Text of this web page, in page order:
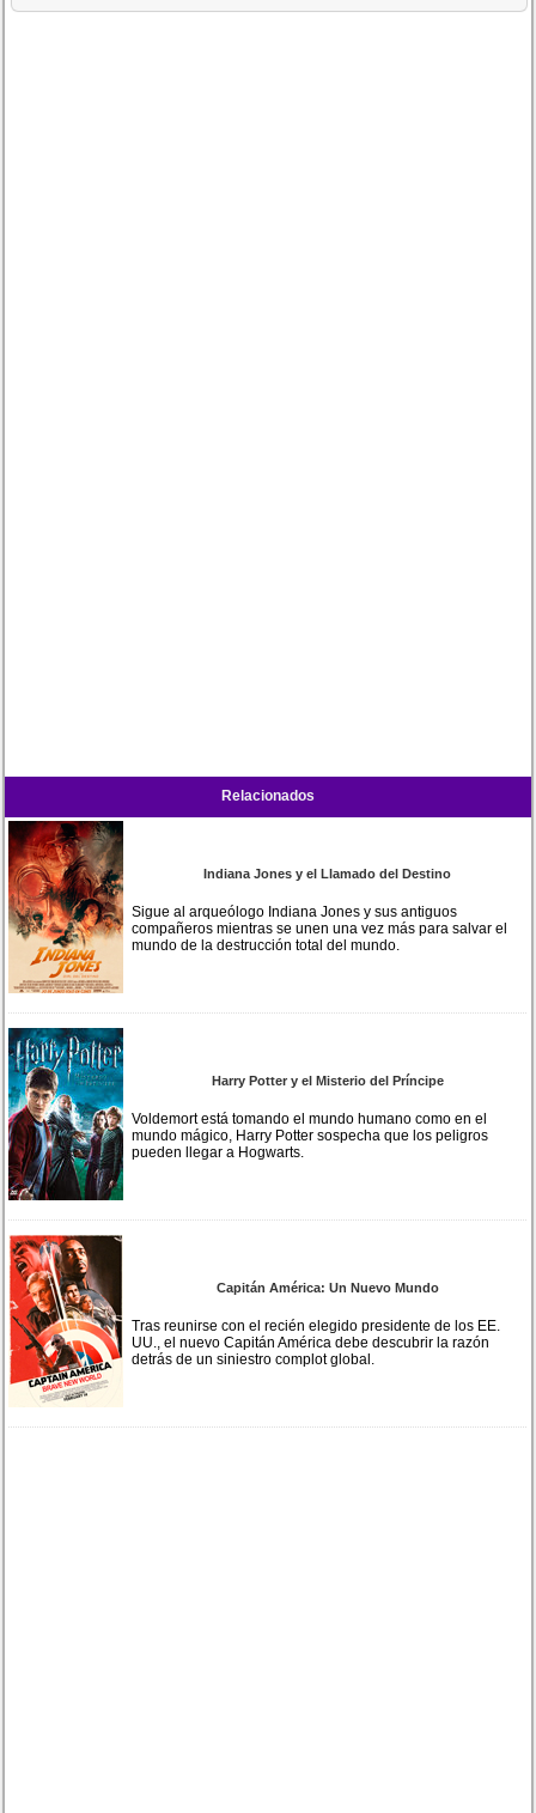
Relacionados
Indiana Jones y el Llamado del Destino
Sigue al arqueólogo Indiana Jones y sus antiguos
compañeros mientras se unen una vez más para salvar el
mundo de la destrucción total del mundo.
Harry Potter y el Misterio del Príncipe
Voldemort está tomando el mundo humano como en el
mundo mágico, Harry Potter sospecha que los peligros
pueden llegar a Hogwarts.
Capitán América: Un Nuevo Mundo
Tras reunirse con el recién elegido presidente de los EE.
UU., el nuevo Capitán América debe descubrir la razón
detrás de un siniestro complot global.